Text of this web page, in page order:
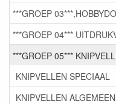
***GROEP
***GROEP 04***
***GROEP 05***
KNIPVELLEN SPECIAAL
KNIPVELLEN ALGEMEEN